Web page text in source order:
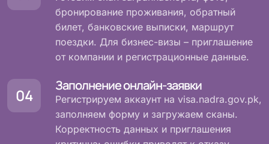
бронирование проживания, обратный
билет, банковские выписки, маршрут
поездки. Для бизнес-визы – приглашение
от компании и регистрационные данные.
Заполнение онлайн-заявки
Регистрируем аккаунт на visa.nadra.gov.pk,
заполняем форму и загружаем сканы.
Корректность данных и приглашения